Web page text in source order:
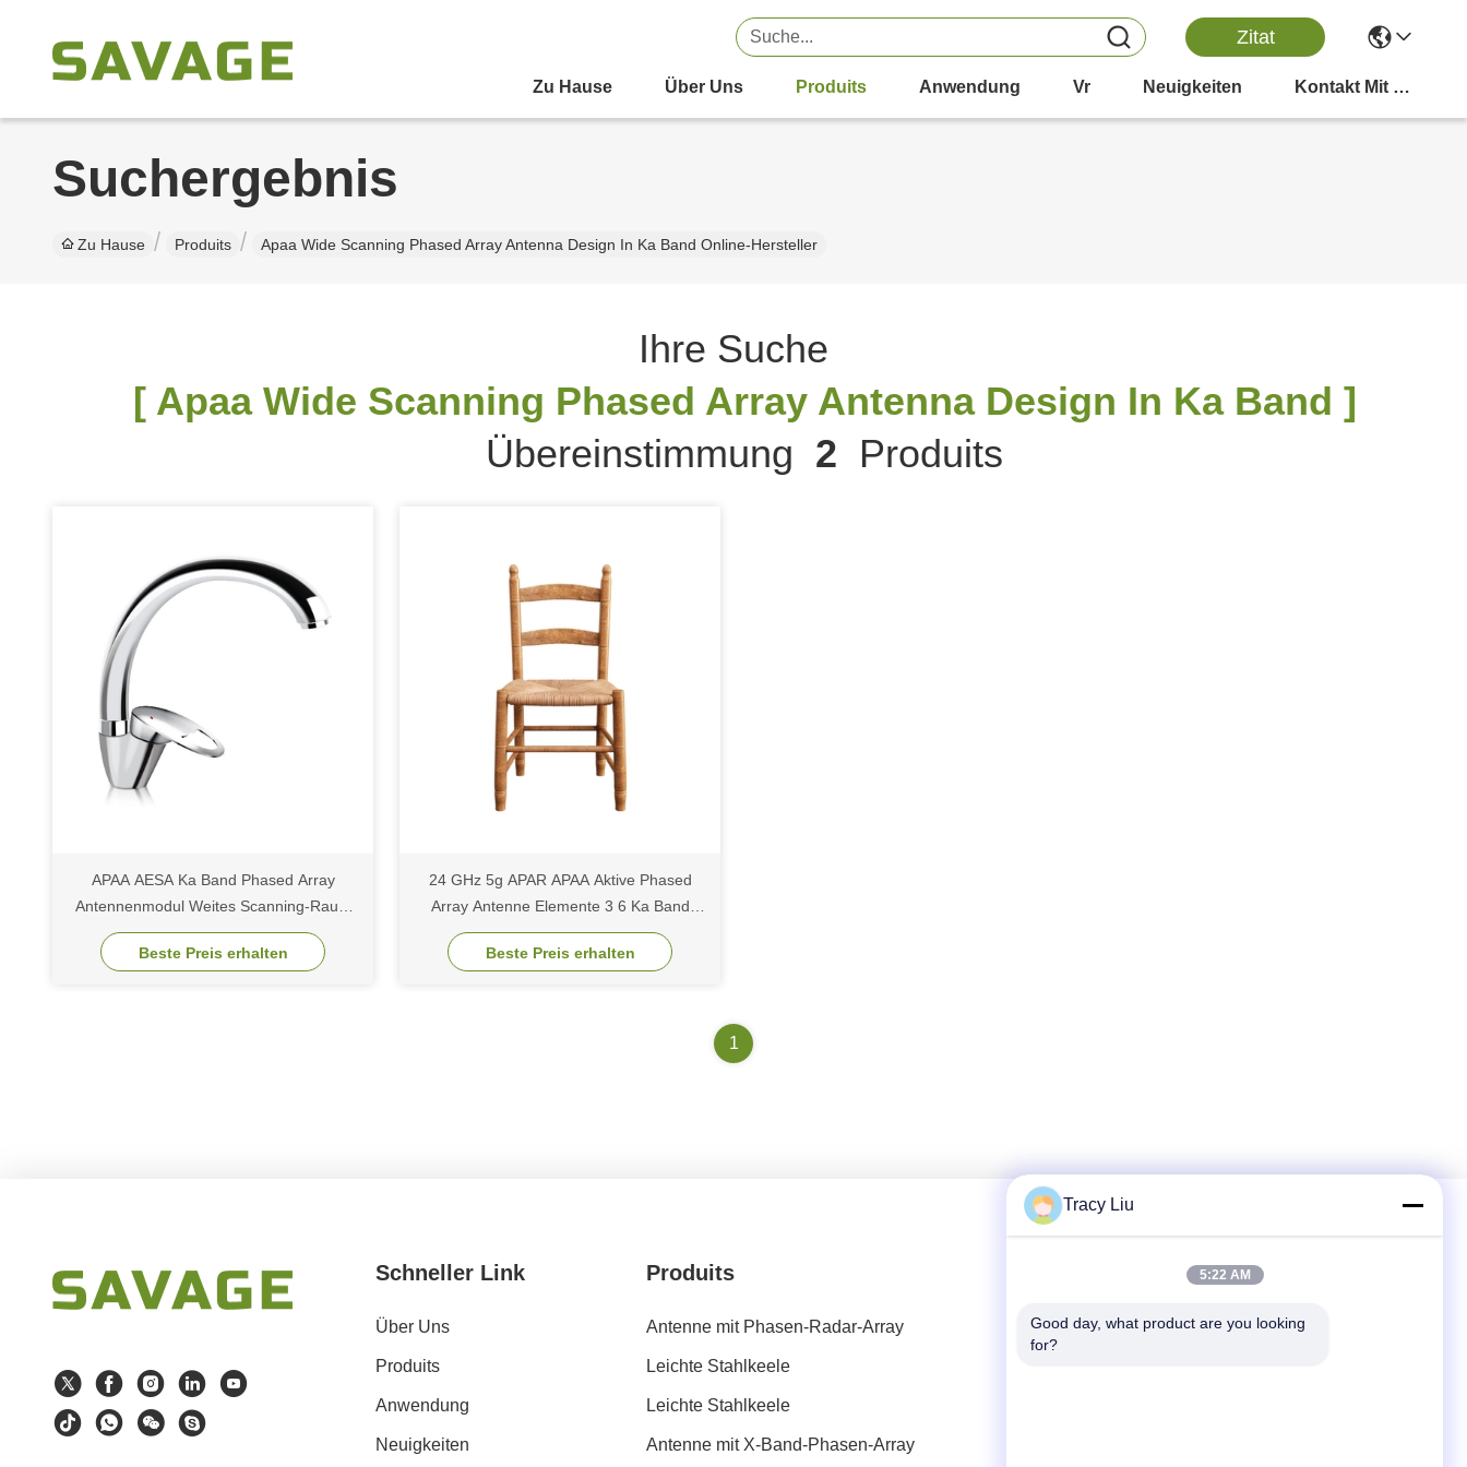
Zitat
Zu Hause Über Uns Produits Anwendung Vr Neuigkeiten Kontakt Mit Uns
Suchergebnis
Zu Hause Produits Apaa Wide Scanning Phased Array Antenna Design In Ka Band Online-Hersteller
Ihre Suche
[ Apaa Wide Scanning Phased Array Antenna Design In Ka Band ]
Übereinstimmung 2 Produits
APAA AESA Ka Band Phased Array
Antennenmodul Weites Scanning-Raum
basiert auf direkter Strahlung
Beste Preis erhalten
24 GHz 5g APAR APAA Aktive Phased
Array Antenne Elemente 3 6 Ka Band
Weitwinkel-Scannen
Beste Preis erhalten
1
Schneller Link
Über Uns
Produits
Anwendung
Neuigkeiten
Produits
Antenne mit Phasen-Radar-Array
Leichte Stahlkeele
Leichte Stahlkeele
Antenne mit X-Band-Phasen-Array
Schnelle Kontaktaufnahme
Anschrift
Tracy Liu
5:22 AM
Good day, what product are you looking
for?